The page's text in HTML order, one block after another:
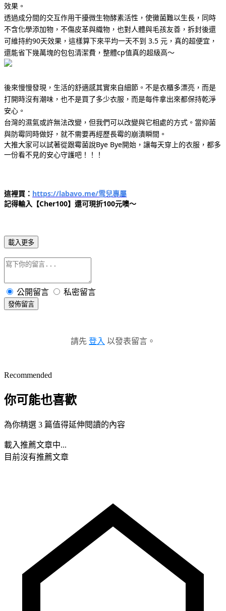
效果。
透過成分間的交互作用干擾微生物酵素活性，使黴菌難以生長，同時
不含化學添加物，不傷皮革與織物，也對人體與毛孩友善，拆封後還
可維持約90天效果，這樣算下來平均一天不到 3.5 元，真的超便宜，
還能省下幾萬塊的包包清潔費，整體cp值真的超級高～
後來慢慢發現，生活的舒適感其實來自細節。不是衣櫃多漂亮，而是
打開時沒有潮味，也不是買了多少衣服，而是每件拿出來都保持乾淨
安心。
台灣的濕氣或許無法改變，但我們可以改變與它相處的方式。當抑菌
與防霉同時做好，就不需要再經歷長霉的崩潰瞬間。
大推大家可以試著從跟霉菌說Bye Bye開始，讓每天穿上的衣服，都多
一份看不見的安心守護吧！！！
這裡買： https://labavo.me/雪兒專屬
記得輸入【Cher100】還可現折100元噢～
載入更多
公開留言 私密留言
發佈留言
請先 登入 以發表留言。
Recommended
你可能也喜歡
為你精選 3 篇值得延伸閱讀的內容
載入推薦文章中...
目前沒有推薦文章